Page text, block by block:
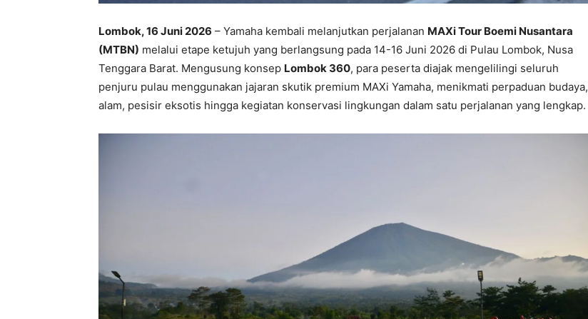
Lombok, 16 Juni 2026 – Yamaha kembali melanjutkan perjalanan MAXi Tour Boemi Nusantara
(MTBN) melalui etape ketujuh yang berlangsung pada 14-16 Juni 2026 di Pulau Lombok, Nusa
Tenggara Barat. Mengusung konsep Lombok 360, para peserta diajak mengelilingi seluruh
penjuru pulau menggunakan jajaran skutik premium MAXi Yamaha, menikmati perpaduan budaya,
alam, pesisir eksotis hingga kegiatan konservasi lingkungan dalam satu perjalanan yang lengkap.